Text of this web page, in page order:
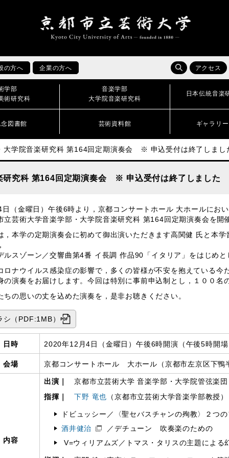
の方へ 企業の方へ アクセス
学部
術研究科
音楽学部
大学院音楽研究科
日本伝統音楽
図書館 芸術資料館 ギャラリ
大学院音楽研究科 第164回定期演奏会 ※ 申込受付は終了しまし
研究科 第164回定期演奏会 ※ 申込受付は終了しました
日（金曜日）午後6時より，京都コンサートホール 大ホールにお
立芸術大学音楽学部・大学院音楽研究科 第164回定期演奏会を開
，本学の定期演奏会に初めて御出演いただきます高関健 氏と本学
ルスゾーン／交響曲第4番 イ長調 作品90「イタリア」をはじめ
ロナウイルス感染症の影響で，多くの皆様が不安を抱えている今
の演奏をお届けします。今回は特別に事前申込制とし，１００名
ちの思いの丈を込めた演奏を，是非お聴きください。
シ（PDF:1MB）
日時 2020年12月4日（金曜日）午後6時開演（午後5時開
会場 京都コンサートホール 大ホール（京都市左京区下鴨
内容
出演｜京都市立芸術大学 音楽学部・大学院管弦楽団
指揮｜下野 竜也 （京都市立芸術大学音楽学部教授）
ドビュッシー／〈聖セバスチャンの殉教〉２つ
酒井健治
／デチューン 吹奏楽のための
V=ウィリアムズ／トマス・タリスの主題による